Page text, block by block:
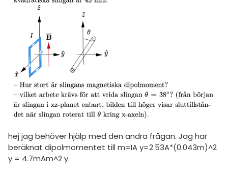
hej jag behöver hjälp med den andra frågan. Jag har
beräknat dipolmomentet till m=IA y=2.53A*(0.043m)^2
y = 4.7mAm^2 y.
För lärare
Om Pluggakuten
ämnen
diskussioner